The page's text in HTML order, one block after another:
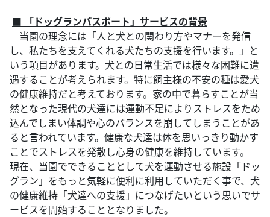
■ 「ドッグランパスポート」サービスの背景
当園の理念には「人と犬との関わり方やマナーを発信
し、私たちを支えてくれる犬たちの支援を行います。」と
いう項目があります。犬との日常生活では様々な困難に遭
遇することが考えられます。特に飼主様の不安の種は愛犬
の健康維持だと考えております。家の中で暮らすことが当
然となった現代の犬達には運動不足によりストレスをため
込んでしまい体調や心のバランスを崩してしまうことがあ
ると言われています。健康な犬達は体を思いっきり動かす
ことでストレスを発散し心身の健康を維持しています。
現在、当園でできることとして犬を運動させる施設「ドッ
グラン」をもっと気軽に便利に利用していただく事で、犬
の健康維持「犬達への支援」につなげたいという思いでサ
ービスを開始することとなりました。